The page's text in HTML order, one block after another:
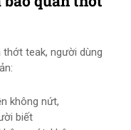
teak, người dùng